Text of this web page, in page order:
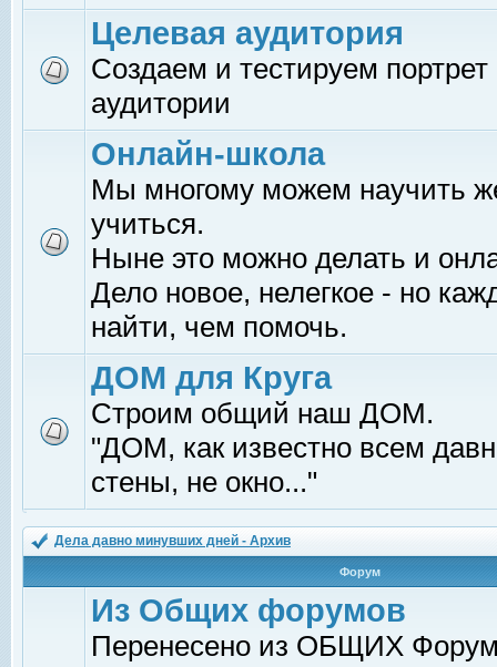
Целевая аудитория
Создаем и тестируем
аудитории
Онлайн-школа
Мы многому можем научить
учиться.
Ныне это можно делать и
Дело новое, нелегкое - но
найти, чем помочь.
ДОМ для Круга
Строим общий наш ДОМ.
"ДОМ, как известно всем
стены, не окно..."
Дела давно минувших дней - Архив
Форум
Из Общих форумов
Перенесено из ОБЩИХ